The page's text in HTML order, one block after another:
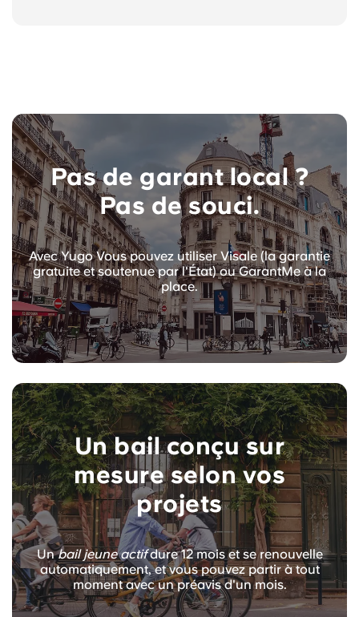
Pas de garant local ?
Pas de souci.
Avec Yugo Vous pouvez utiliser Visale (la garantie
gratuite et soutenue par l'État) ou GarantMe à la
place.
Un bail conçu sur
mesure selon vos
projets
Unbail jeune actifdure 12 mois et se renouvelle
automatiquement, et vous pouvez partir à tout
moment avec un préavis d'un mois.